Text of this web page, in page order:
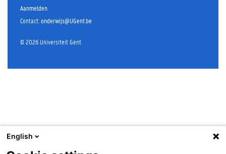
Aanmelden
Contact:onderwijs@UGent.be
© 2026 Universiteit Gent
English